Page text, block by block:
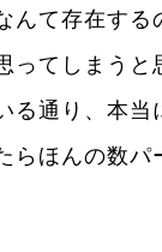
んて存在する
ってしまうと
る通り、本当
らほんの数パ